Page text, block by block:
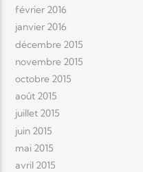
février 2016
janvier 2016
décembre 2015
novembre 2015
octobre 2015
août 2015
juillet 2015
juin 2015
mai 2015
avril 2015